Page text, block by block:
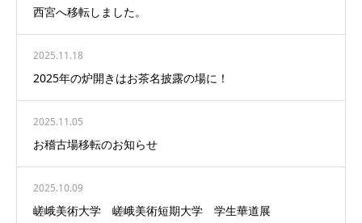
西宮へ移転しました。
2025.11.18
2025年の炉開きはお茶名披露の場に！
2025.11.05
お稽古場移転のお知らせ
2025.10.09
嵯峨美術大学 嵯峨美術短期大学 学生華道展